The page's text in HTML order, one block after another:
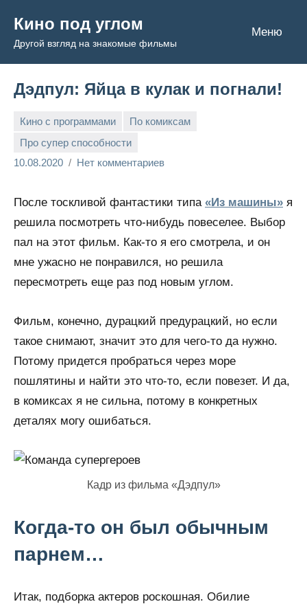
содержимому
Кино под углом
Другой взгляд на знакомые фильмы
Меню
Дэдпул: Яйца в кулак и погнали!
Кино с программами
По комиксам
Про супер способности
10.08.2020
Admin
Нет комментариев
После тоскливой фантастики типа «Из машины» я
решила посмотреть что-нибудь повеселее. Выбор
пал на этот фильм. Как-то я его смотрела, и он
мне ужасно не понравился, но решила
пересмотреть еще раз под новым углом.
Фильм, конечно, дурацкий предурацкий, но если
такое снимают, значит это для чего-то да нужно.
Потому придется пробраться через море
пошлятины и найти это что-то, если повезет. И да,
в комиксах я не сильна, потому в конкретных
деталях могу ошибаться.
Кадр из фильма «Дэдпул»
Когда-то он был обычным
парнем…
Итак, подборка актеров роскошная. Обилие